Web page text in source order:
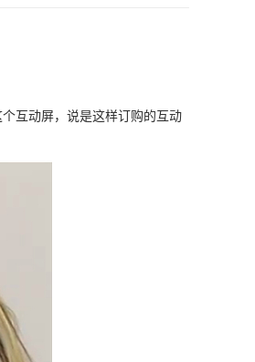
互动屏，说是这样订购的互动